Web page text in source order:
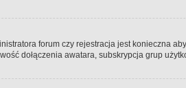
forum czy rejestracja jest konieczna
dołączenia awatara, subskrypcja grup